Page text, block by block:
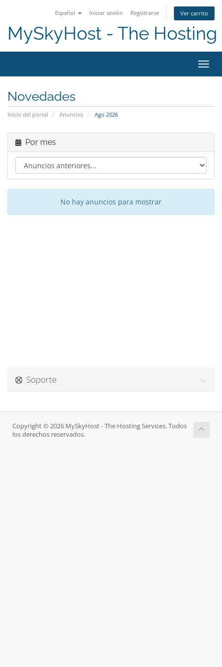
Español Iniciar sesión Registrarse Ver carrito
MySkyHost - The Hosting
Novedades
Inicio del portal Anuncios Ago 2026
Por mes
No hay anuncios para mostrar
Soporte
Copyright © 2026 MySkyHost - The Hosting Services. Todos
los derechos reservados.